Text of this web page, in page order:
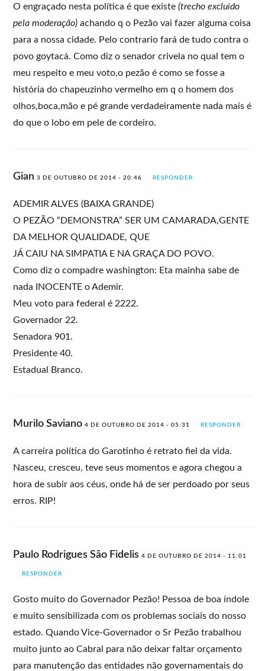
O engraçado nesta política é que existe(trecho excluído
pela moderação) achando q o Pezão vai fazer alguma coisa
para a nossa cidade. Pelo contrario fará de tudo contra o
povo goytacá. Como diz o senador crivela no qual tem o
meu respeito e meu voto,o pezão é como se fosse a
história do chapeuzinho vermelho em q o homem dos
olhos,boca,mão e pé grande verdadeiramente nada mais é
do que o lobo em pele de cordeiro.
Gian3 DE OUTUBRO DE 2014 - 20:46 RESPONDER
ADEMIR ALVES (BAIXA GRANDE)
O PEZÃO “DEMONSTRA” SER UM CAMARADA,GENTE
DA MELHOR QUALIDADE, QUE
JÁ CAIU NA SIMPATIA E NA GRAÇA DO POVO.
Como diz o compadre washington: Eta mainha sabe de
nada INOCENTE o Ademir.
Meu voto para federal é 2222.
Governador 22.
Senadora 901.
Presidente 40.
Estadual Branco.
Murilo Saviano4 DE OUTUBRO DE 2014 - 05:31 RESPONDER
A carreira política do Garotinho é retrato fiel da vida.
Nasceu, cresceu, teve seus momentos e agora chegou a
hora de subir aos céus, onde há de ser perdoado por seus
erros. RIP!
Paulo Rodrigues São Fidelis4 DE OUTUBRO DE 2014 - 11:01
RESPONDER
Gosto muito do Governador Pezão! Pessoa de boa índole
e muito sensibilizada com os problemas sociais do nosso
estado. Quando Vice-Governador o Sr Pezão trabalhou
muito junto ao Cabral para não deixar faltar orçamento
para manutenção das entidades não governamentais do